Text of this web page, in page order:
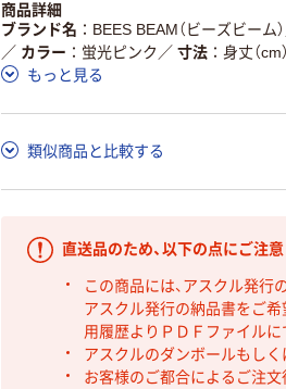
商品詳細
ブランド名
BEES BEAM（ビーズビーム）
／ カラー 蛍光ピンク ／ 寸法
身丈（cm
もっと見る
類似商品と比較する
直送品のため、以下の点にご注意
この商品には、アスクル発行
アスクル発行の納品書をご希
用履歴よりＰＤＦファイルに
アスクルのダンボールもしく
お客様のご都合によるご注文